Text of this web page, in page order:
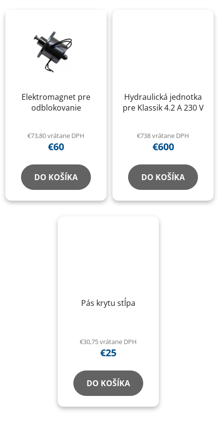
Elektromagnet pre
odblokovanie
€73,80 vrátane DPH
€60
DO KOŠÍKA
Hydraulická jednotka
pre Klassik 4.2 A 230 V
€738 vrátane DPH
€600
DO KOŠÍKA
Pás krytu stĺpa
€30,75 vrátane DPH
€25
DO KOŠÍKA